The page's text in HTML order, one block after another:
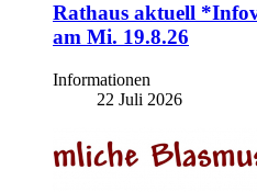
Rathaus aktuell
am Mi. 19.8.26
Informationen
22 Juli 2026